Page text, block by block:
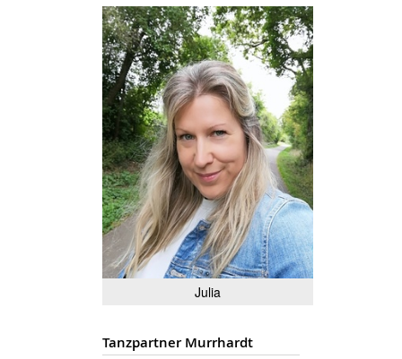
Julia
Tanzpartner Murrhardt